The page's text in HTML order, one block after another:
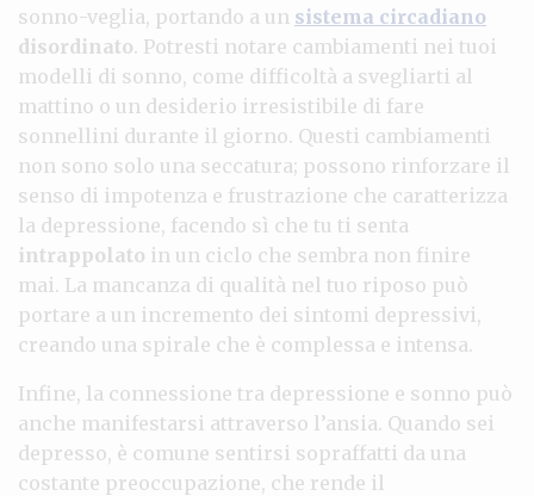
sonno-veglia, portando a un sistema circadiano
disordinato. Potresti notare cambiamenti nei tuoi
modelli di sonno, come difficoltà a svegliarti al
mattino o un desiderio irresistibile di fare
sonnellini durante il giorno. Questi cambiamenti
non sono solo una seccatura; possono rinforzare il
senso di impotenza e frustrazione che caratterizza
la depressione, facendo sì che tu ti senta
intrappolato in un ciclo che sembra non finire
mai. La mancanza di qualità nel tuo riposo può
portare a un incremento dei sintomi depressivi,
creando una spirale che è complessa e intensa.
Infine, la connessione tra depressione e sonno può
anche manifestarsi attraverso l’ansia. Quando sei
depresso, è comune sentirsi sopraffatti da una
costante preoccupazione, che rende il